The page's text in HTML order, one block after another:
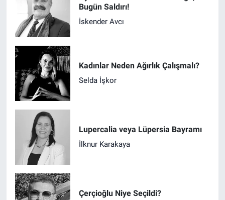
Bugün Saldırı!
İskender Avcı
Kadınlar Neden Ağırlık Çalışmalı?
Selda İşkor
Lupercalia veya Lüpersia Bayramı
İlknur Karakaya
Çerçioğlu Niye Seçildi?